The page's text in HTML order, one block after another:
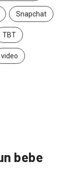
Snapchat
TBT
video
bebe